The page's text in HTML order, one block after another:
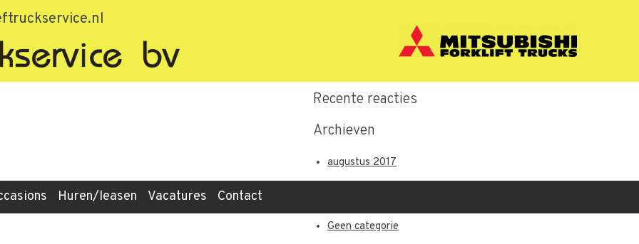
Huren/leasen Vacatures Contact
Recente berichten
Recente reacties
Archieven
augustus 2017
Geen categorie